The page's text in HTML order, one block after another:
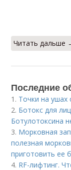
Читать дальше
Последние
1. Точки на
2. Ботокс для
Ботулотоксина
3. Морковная
полезная
приготовить ее
4. RF-лифтинг.